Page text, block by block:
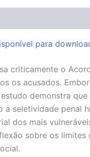
para
criticamente o
os acusados.
estudo demonstra
a seletividade penal
dos mais
sobre os limites